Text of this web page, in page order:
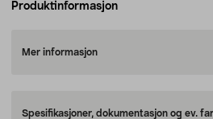
Produktinformasjon
Mer informasjon
Spesifikasjoner, dokumentasjon og ev.